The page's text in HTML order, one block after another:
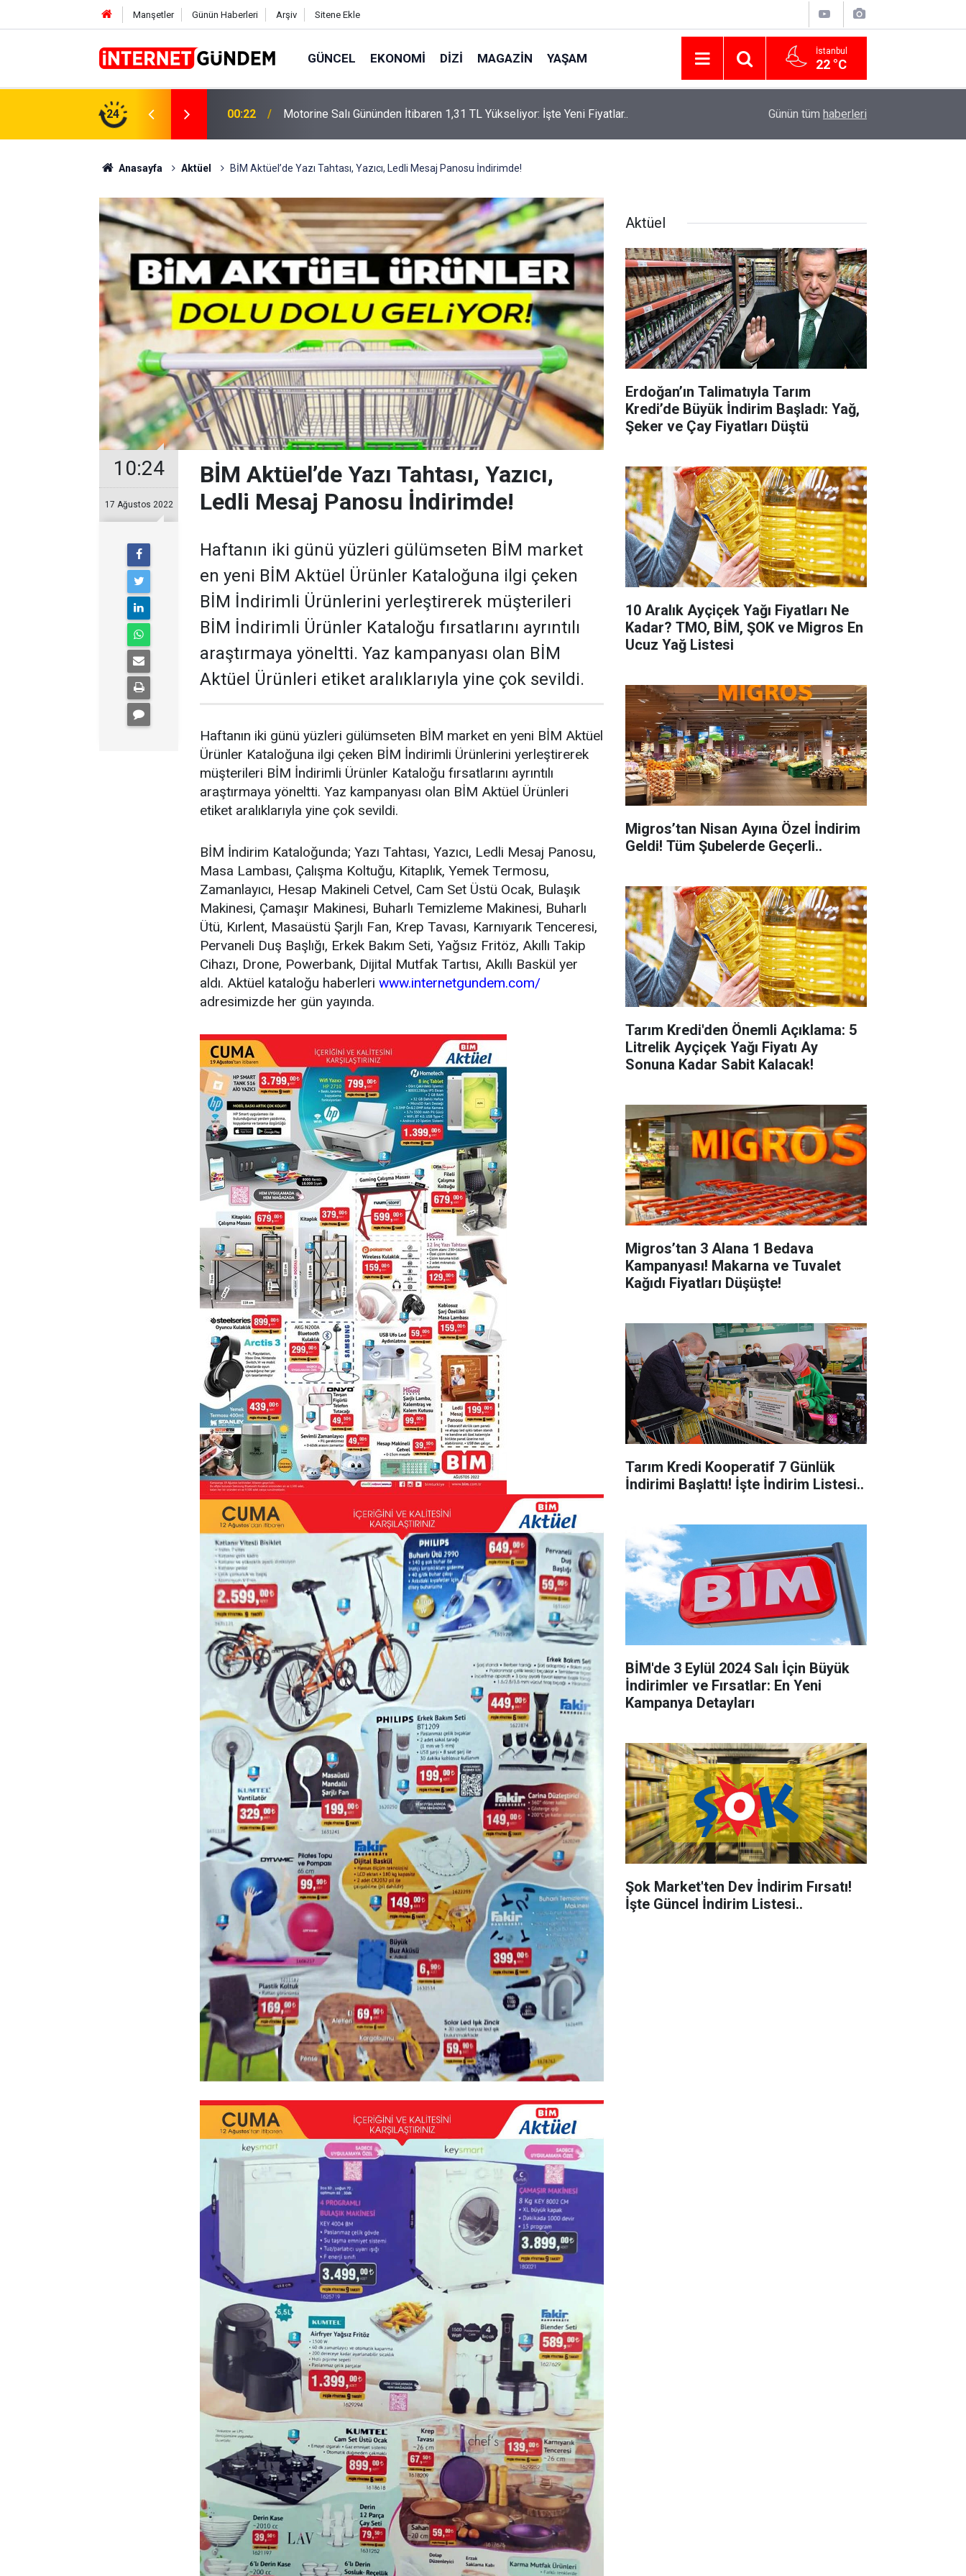
Manşetler Günün Haberleri Arşiv Sitene Ekle
GÜNCEL EKONOMI DIZI MAGAZIN YAŞAM İstanbul
22 °C
24
TL Yükseliyor: İşte Yeni Fiyatlar.. 15:58
Neşet Ertaş’a “Bozkırın Tezenesi” Lakabını Kim Verdi? Beyaz’la Joker
Sorusunun Cevabı Merak Edildi
Günün tüm haberleri
Anasayfa Aktüel BİM Aktüel’de Yazı Tahtası, Yazıcı, Ledli Mesaj Panosu İndirimde!
10:24
17 Ağustos 2022
BİM Aktüel’de Yazı Tahtası, Yazıcı,
Ledli Mesaj Panosu İndirimde!
Haftanın iki günü yüzleri gülümseten BİM market
en yeni BİM Aktüel Ürünler Kataloğuna ilgi çeken
BİM İndirimli Ürünlerini yerleştirerek müşterileri
BİM İndirimli Ürünler Kataloğu fırsatlarını ayrıntılı
araştırmaya yöneltti. Yaz kampanyası olan BİM
Aktüel Ürünleri etiket aralıklarıyla yine çok sevildi.
Haftanın iki günü yüzleri gülümseten BİM market en yeni BİM Aktüel
Ürünler Kataloğuna ilgi çeken BİM İndirimli Ürünlerini yerleştirerek
müşterileri BİM İndirimli Ürünler Kataloğu fırsatlarını ayrıntılı
araştırmaya yöneltti. Yaz kampanyası olan BİM Aktüel Ürünleri
etiket aralıklarıyla yine çok sevildi.
BİM İndirim Kataloğunda; Yazı Tahtası, Yazıcı, Ledli Mesaj Panosu,
Masa Lambası, Çalışma Koltuğu, Kitaplık, Yemek Termosu,
Zamanlayıcı, Hesap Makineli Cetvel, Cam Set Üstü Ocak, Bulaşık
Makinesi, Çamaşır Makinesi, Buharlı Temizleme Makinesi, Buharlı
Ütü, Kırlent, Masaüstü Şarjlı Fan, Krep Tavası, Karnıyarık Tenceresi,
Pervaneli Duş Başlığı, Erkek Bakım Seti, Yağsız Fritöz, Akıllı Takip
Cihazı, Drone, Powerbank, Dijital Mutfak Tartısı, Akıllı Baskül yer
aldı. Aktüel kataloğu haberleri www.internetgundem.com/
adresimizde her gün yayında.
Aktüel
Erdoğan’ın Talimatıyla Tarım
Kredi’de Büyük İndirim Başladı: Yağ,
Şeker ve Çay Fiyatları Düştü
10 Aralık Ayçiçek Yağı Fiyatları Ne
Kadar? TMO, BİM, ŞOK ve Migros En
Ucuz Yağ Listesi
Migros’tan Nisan Ayına Özel İndirim
Geldi! Tüm Şubelerde Geçerli..
Tarım Kredi'den Önemli Açıklama: 5
Litrelik Ayçiçek Yağı Fiyatı Ay
Sonuna Kadar Sabit Kalacak!
Migros’tan 3 Alana 1 Bedava
Kampanyası! Makarna ve Tuvalet
Kağıdı Fiyatları Düşüşte!
Tarım Kredi Kooperatif 7 Günlük
İndirimi Başlattı! İşte İndirim Listesi..
BİM'de 3 Eylül 2024 Salı İçin Büyük
İndirimler ve Fırsatlar: En Yeni
Kampanya Detayları
Şok Market'ten Dev İndirim Fırsatı!
İşte Güncel İndirim Listesi..